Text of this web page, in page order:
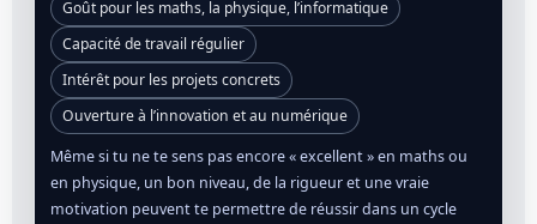
Goût pour les maths, la physique, l’informatique
Capacité de travail régulier
Intérêt pour les projets concrets
Ouverture à l’innovation et au numérique
Même si tu ne te sens pas encore « excellent » en maths ou
en physique, un bon niveau, de la rigueur et une vraie
motivation peuvent te permettre de réussir dans un cycle